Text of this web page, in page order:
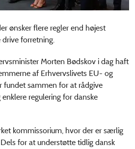
ønsker flere regler end højest
forretning.
Morten Bødskov i dag haft
af Erhvervslivets EU- og
fundet sammen for at rådgive
regulering for danske
kommissorium, hvor der er særlig
for at understøtte tidlig dansk